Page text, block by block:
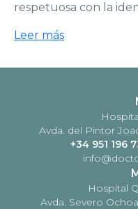
respetuosa con la
Leer más
Avda. del Pintor
+34 951 196
Hospital
Avda. Severo